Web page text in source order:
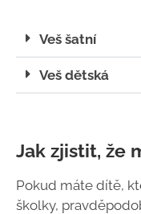
Veš šatní
Veš dětská
Jak zjistit, že
Pokud máte dítě,
školky,